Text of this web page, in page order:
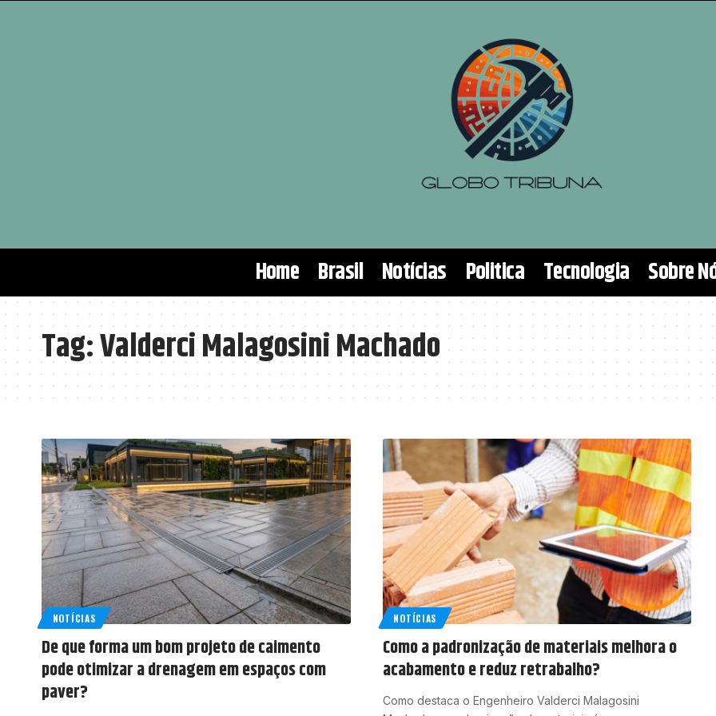
Home Brasil Notícias Politica Tecnologia Sobre
Tag:Valderci Malagosini Machado
NOTÍCIAS
De que forma um bom projeto de caimento
pode otimizar a drenagem em espaços com
paver?
NOTÍCIAS
Como a padronização de materiais melhora o
acabamento e reduz retrabalho?
Como destaca o Engenheiro Valderci Malagosini